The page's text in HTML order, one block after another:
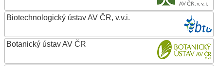
Biotechnologický ústav AV ČR, v.v.i.
Botanický ústav AV ČR